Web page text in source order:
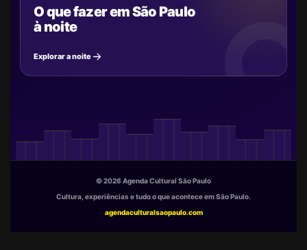
O que fazer em São Paulo
à noite
Explorar a noite
© 2026 Agenda Cultural São Paulo
Cultura, experiências e tudo o que acontece em São Paulo.
agendaculturalsaopaulo.com